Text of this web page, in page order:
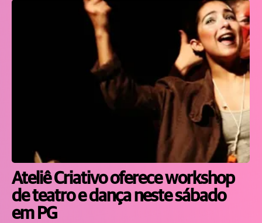
Ateliê Criativo oferece workshop
de teatro e dança neste sábado
em PG